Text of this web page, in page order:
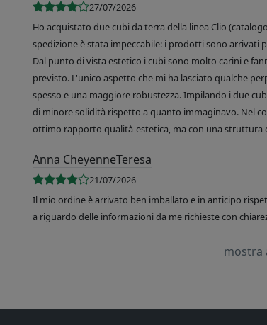
27/07/2026
Ho acquistato due cubi da terra della linea Clio
spedizione è stata impeccabile: i prodotti sono
Dal punto di vista estetico i cubi sono molto carini e
previsto. L'unico aspetto che mi ha lasciato qualche
spesso e una maggiore robustezza. Impilando i due
di minore solidità rispetto a quanto immaginavo. Nel
ottimo rapporto qualità-estetica, ma con una struttura
Anna CheyenneTeresa
21/07/2026
Il mio ordine è arrivato ben imballato e in anticipo
a riguardo delle informazioni da me richieste con
mostra